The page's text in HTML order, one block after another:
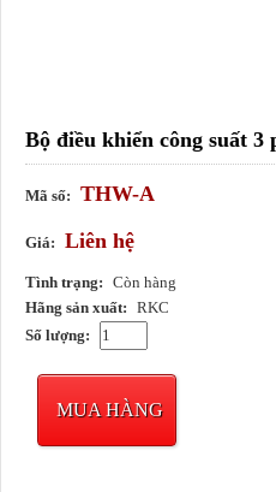
Bộ điều khiển công suất
Mã số: THW-A
Giá: Liên hệ
Tình trạng:
Còn hàng
Hãng sản xuất:
RKC
Số lượng:
MUA HÀNG